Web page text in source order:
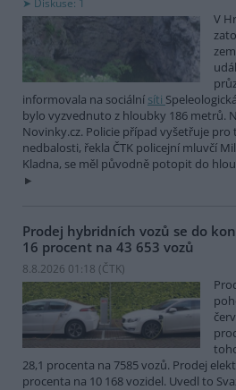
Diskuse: 1
V
informovala na sociální síti
bylo vyzvednuto z hloubky 186 metrů.
Novinky.cz. Policie případ vyšetřuje
nedbalosti, řekla ČTK policejní mluvčí
Kladna, se měl původně potopit do
Prodej hybridních vozů se do
16 procent na 43 653 vozů
8.8.2026 01:18 (ČTK)
28,1 procenta na 7585 vozů. Prodej
procenta na 10 168 vozidel. Uvedl to